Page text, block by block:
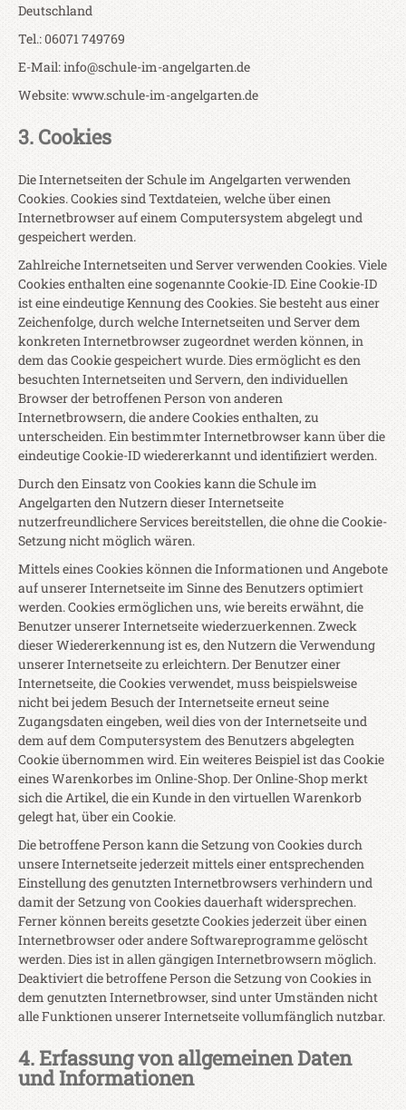
Deutschland
Tel.: 06071 749769
E-Mail: info@schule-im-angelgarten.de
Website: www.schule-im-angelgarten.de
3. Cookies
Die Internetseiten der Schule im Angelgarten verwenden
Cookies. Cookies sind Textdateien, welche über einen
Internetbrowser auf einem Computersystem abgelegt und
gespeichert werden.
Zahlreiche Internetseiten und Server verwenden Cookies. Viele
Cookies enthalten eine sogenannte Cookie-ID. Eine Cookie-ID
ist eine eindeutige Kennung des Cookies. Sie besteht aus einer
Zeichenfolge, durch welche Internetseiten und Server dem
konkreten Internetbrowser zugeordnet werden können, in
dem das Cookie gespeichert wurde. Dies ermöglicht es den
besuchten Internetseiten und Servern, den individuellen
Browser der betroffenen Person von anderen
Internetbrowsern, die andere Cookies enthalten, zu
unterscheiden. Ein bestimmter Internetbrowser kann über die
eindeutige Cookie-ID wiedererkannt und identifiziert werden.
Durch den Einsatz von Cookies kann die Schule im
Angelgarten den Nutzern dieser Internetseite
nutzerfreundlichere Services bereitstellen, die ohne die Cookie-
Setzung nicht möglich wären.
Mittels eines Cookies können die Informationen und Angebote
auf unserer Internetseite im Sinne des Benutzers optimiert
werden. Cookies ermöglichen uns, wie bereits erwähnt, die
Benutzer unserer Internetseite wiederzuerkennen. Zweck
dieser Wiedererkennung ist es, den Nutzern die Verwendung
unserer Internetseite zu erleichtern. Der Benutzer einer
Internetseite, die Cookies verwendet, muss beispielsweise
nicht bei jedem Besuch der Internetseite erneut seine
Zugangsdaten eingeben, weil dies von der Internetseite und
dem auf dem Computersystem des Benutzers abgelegten
Cookie übernommen wird. Ein weiteres Beispiel ist das Cookie
eines Warenkorbes im Online-Shop. Der Online-Shop merkt
sich die Artikel, die ein Kunde in den virtuellen Warenkorb
gelegt hat, über ein Cookie.
Die betroffene Person kann die Setzung von Cookies durch
unsere Internetseite jederzeit mittels einer entsprechenden
Einstellung des genutzten Internetbrowsers verhindern und
damit der Setzung von Cookies dauerhaft widersprechen.
Ferner können bereits gesetzte Cookies jederzeit über einen
Internetbrowser oder andere Softwareprogramme gelöscht
werden. Dies ist in allen gängigen Internetbrowsern möglich.
Deaktiviert die betroffene Person die Setzung von Cookies in
dem genutzten Internetbrowser, sind unter Umständen nicht
alle Funktionen unserer Internetseite vollumfänglich nutzbar.
4. Erfassung von allgemeinen Daten
und Informationen